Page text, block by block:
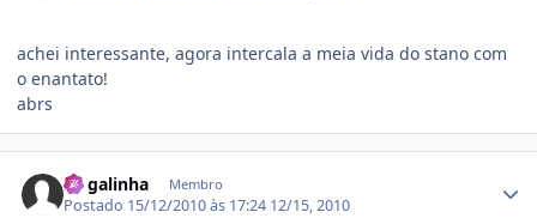
achei interessante, agora intercala a meia vida do stano com
o enantato!
abrs
Zé galinha Membro
Postado 15/12/2010 às 17:24 12/15, 2010